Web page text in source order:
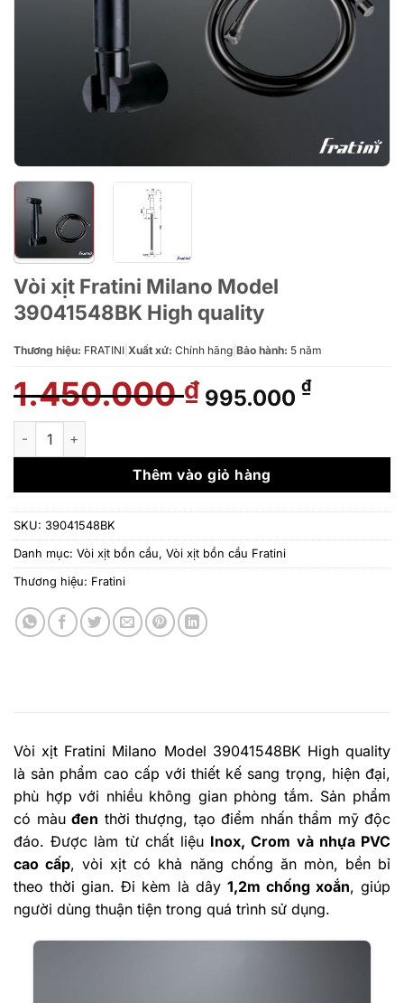
Vòi xịt Fratini Milano Model
39041548BK High quality
Thương hiệu: FRATINI Xuất xứ: Chính hãng Bảo hành: 5 năm
1.450.000₫ Giá
gốc
1.450.000 ₫.
995.000 ₫Giá
là:
Vòi xịt Fratini Milano Model 39041548BK High quality số lượng
Thêm vào giỏ hàng
SKU: 39041548BK
Danh mục: Vòi xịt bồn cầu, Vòi xịt bồn cầu Fratini
Thương hiệu: Fratini
Vòi xịt Fratini Milano Model 39041548BK High quality
là sản phẩm cao cấp với thiết kế sang trọng, hiện đại,
phù hợp với nhiều không gian phòng tắm. Sản phẩm
có màu đen thời thượng, tạo điểm nhấn thẩm mỹ độc
đáo. Được làm từ chất liệu Inox, Crom và nhựa PVC
cao cấp, vòi xịt có khả năng chống ăn mòn, bền bỉ
theo thời gian. Đi kèm là dây 1,2m chống xoắn, giúp
người dùng thuận tiện trong quá trình sử dụng.